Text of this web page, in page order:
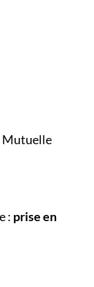
Mutuelle
: prise en